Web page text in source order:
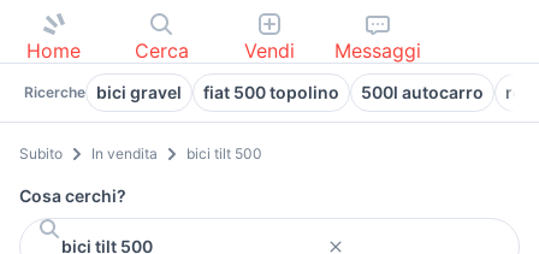
Home Cerca Vendi Messaggi
Ricerche bici gravel fiat 500 topolino 500l autocarro
Subito In vendita bici tilt 500
Cosa cerchi?